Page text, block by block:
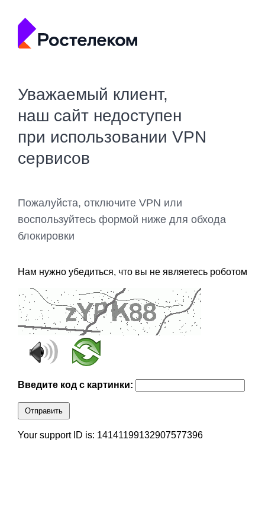
Уважаемый клиент,
наш сайт недоступен
при использовании VPN
сервисов
Пожалуйста, отключите VPN или
воспользуйтесь формой ниже для обхода
блокировки
Нам нужно убедиться, что вы не являетесь роботом
Введите код с картинки:
Отправить
Your support ID is: 14141199132907577396